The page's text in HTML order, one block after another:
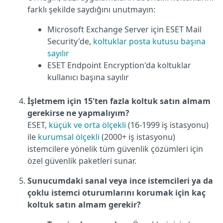
farklı şekilde saydığını unutmayın:
Microsoft Exchange Server için ESET Mail
Security'de, koltuklar posta kutusu başına
sayılır
ESET Endpoint Encryption'da koltuklar
kullanıcı başına sayılır
İşletmem için 15'ten fazla koltuk satın almam
gerekirse ne yapmalıyım?
ESET, küçük ve orta ölçekli (16-1999 iş istasyonu)
ile kurumsal ölçekli (2000+ iş istasyonu)
istemcilere yönelik tüm güvenlik çözümleri için
özel güvenlik paketleri sunar.
Sunucumdaki sanal veya ince istemcileri ya da
çoklu istemci oturumlarını korumak için kaç
koltuk satın almam gerekir?